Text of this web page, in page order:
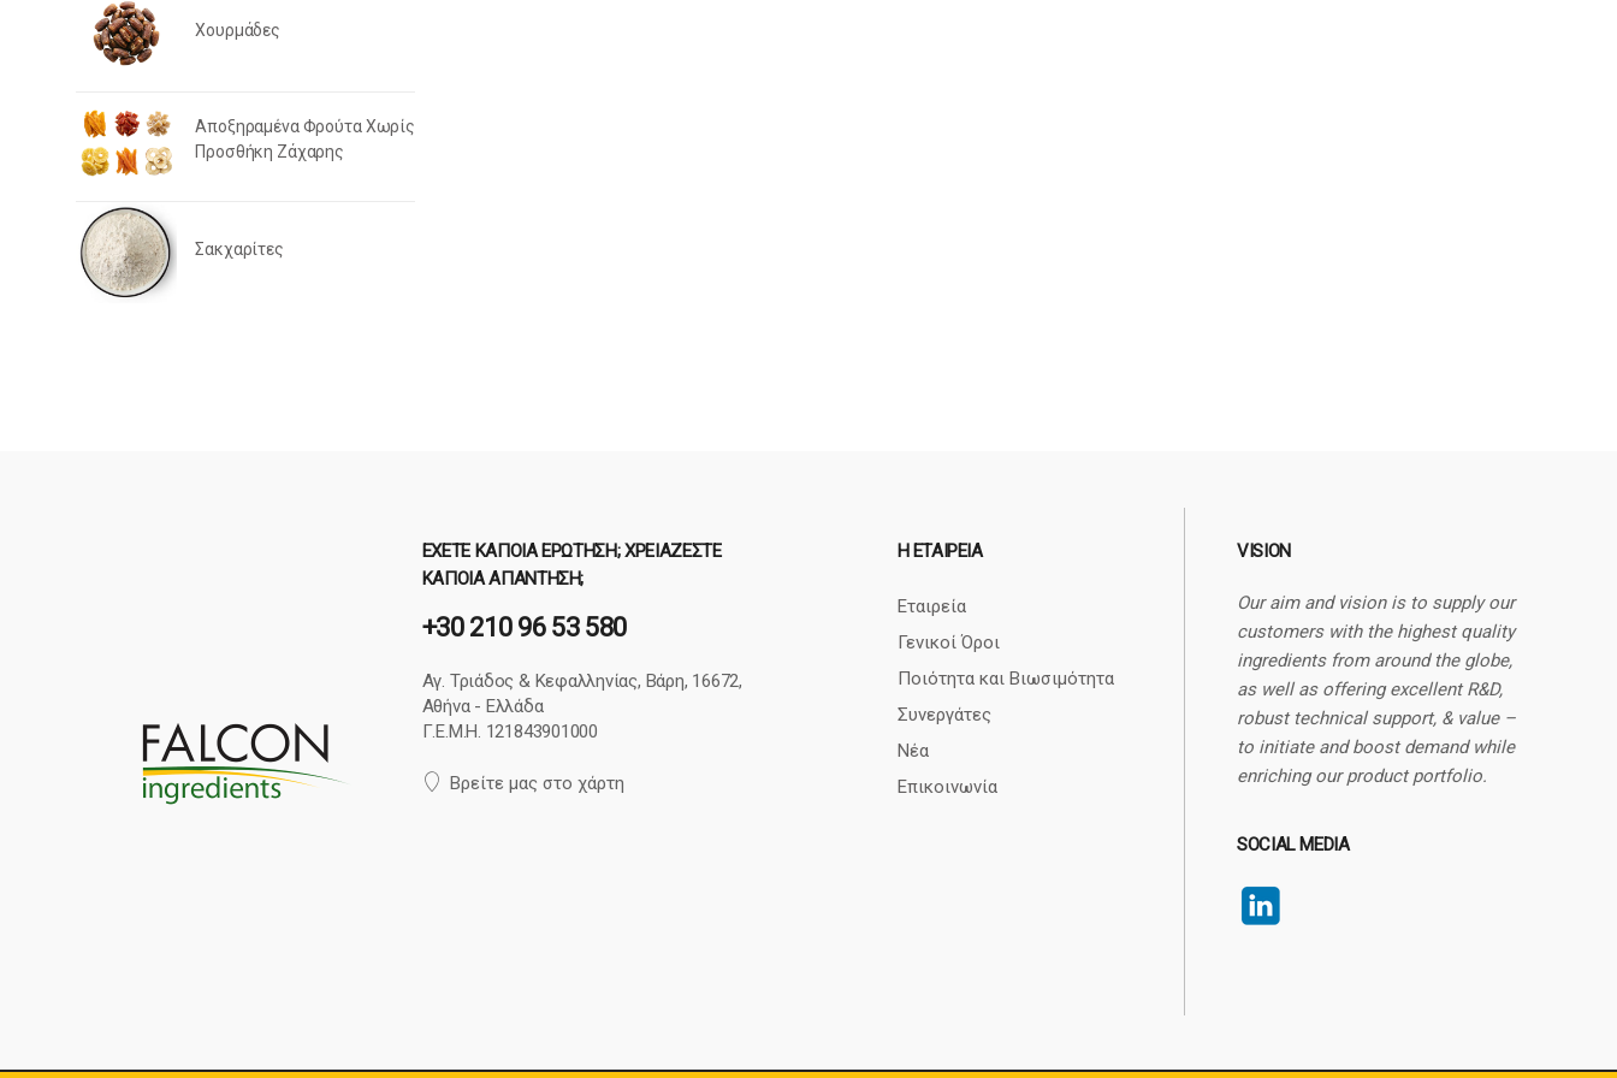
Χουρμάδες
Αποξηραμένα Φρούτα Χωρίς
Προσθήκη Ζάχαρης
Σακχαρίτες
ΈΧΕΤΕ ΚΆΠΟΙΑ ΕΡΏΤΗΣΗ; ΧΡΕΙΆΖΕΣΤΕ
ΚΆΠΟΙΑ ΑΠΆΝΤΗΣΗ;
+30 210 96 53 580
Αγ. Τριάδος & Κεφαλληνίας, Βάρη, 16672,
Αθήνα - Ελλάδα
Γ.Ε.Μ.Η. 121843901000
Βρείτε μας στο χάρτη
Η ΕΤΑΙΡΕΊΑ
Εταιρεία
Γενικοί Όροι
Ποιότητα και Βιωσιμότητα
Συνεργάτες
Νέα
Επικοινωνία
VISION
Our aim and vision is to supply our
customers with the highest quality
ingredients from around the globe,
as well as offering excellent R&D,
robust technical support, & value –
to initiate and boost demand while
enriching our product portfolio.
SOCIAL MEDIA